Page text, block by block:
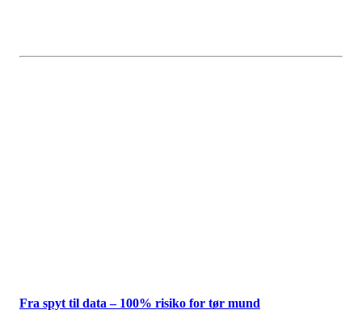
Fra spyt til data – 100% risiko for tør mund